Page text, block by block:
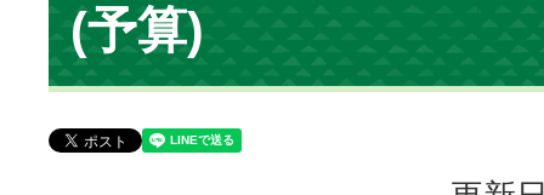
(予算)